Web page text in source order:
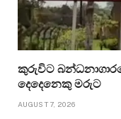
කුරුවිට
දෙදෙනෙකු මරුට
AUGUST 7, 2026